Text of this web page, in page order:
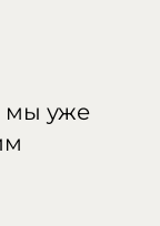
мы уже